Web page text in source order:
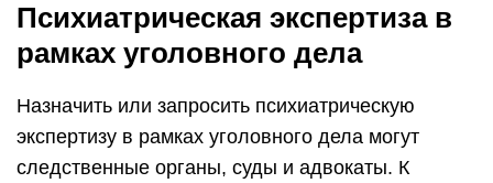
Психиатрическая экспертиза в
рамках уголовного дела
Назначить или запросить психиатрическую
экспертизу в рамках уголовного дела могут
следственные органы, суды и адвокаты. К